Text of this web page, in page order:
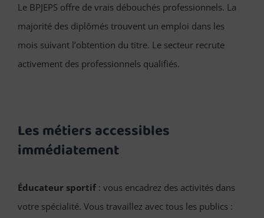
Le BPJEPS offre de vrais débouchés professionnels. La
majorité des diplômés trouvent un emploi dans les
mois suivant l’obtention du titre. Le secteur recrute
activement des professionnels qualifiés.
Les métiers accessibles
immédiatement
Éducateur sportif : vous encadrez des activités dans
votre spécialité. Vous travaillez avec tous les publics :